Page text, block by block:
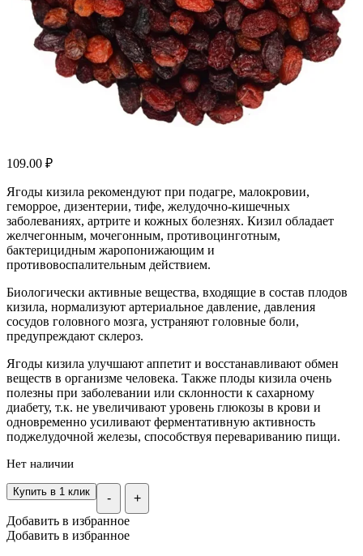
109.00 ₽
Ягоды кизила рекомендуют при подагре, малокровии,
геморрое, дизентерии, тифе, желудочно-кишечных
заболеваниях, артрите и кожных болезнях. Кизил обладает
желчегонным, мочегонным, противоцинготным,
бактерицидным жаропонижающим и
противовоспалительным действием.
Биологически активные вещества, входящие в состав плодов
кизила, нормализуют артериальное давление, давления
сосудов головного мозга, устраняют головные боли,
предупреждают склероз.
Ягоды кизила улучшают аппетит и восстанавливают обмен
веществ в организме человека. Также плоды кизила очень
полезны при заболевании или склонности к сахарному
диабету, т.к. не увеличивают уровень глюкозы в крови и
одновременно усиливают ферментативную активность
поджелудочной железы, способствуя перевариванию пищи.
Нет наличии
- +
Купить в 1 клик
Добавить в избранное
Добавить в избранное